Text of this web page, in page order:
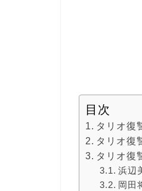
目次
タリオ復
タリオ復
タリオ復
浜辺
岡田